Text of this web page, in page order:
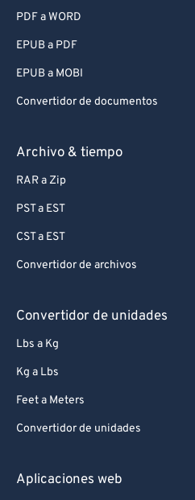
PDF a WORD
EPUB a PDF
EPUB a MOBI
Convertidor de documentos
Archivo & tiempo
RAR a Zip
PST a EST
CST a EST
Convertidor de archivos
Convertidor de unidades
Lbs a Kg
Kg a Lbs
Feet a Meters
Convertidor de unidades
Aplicaciones web